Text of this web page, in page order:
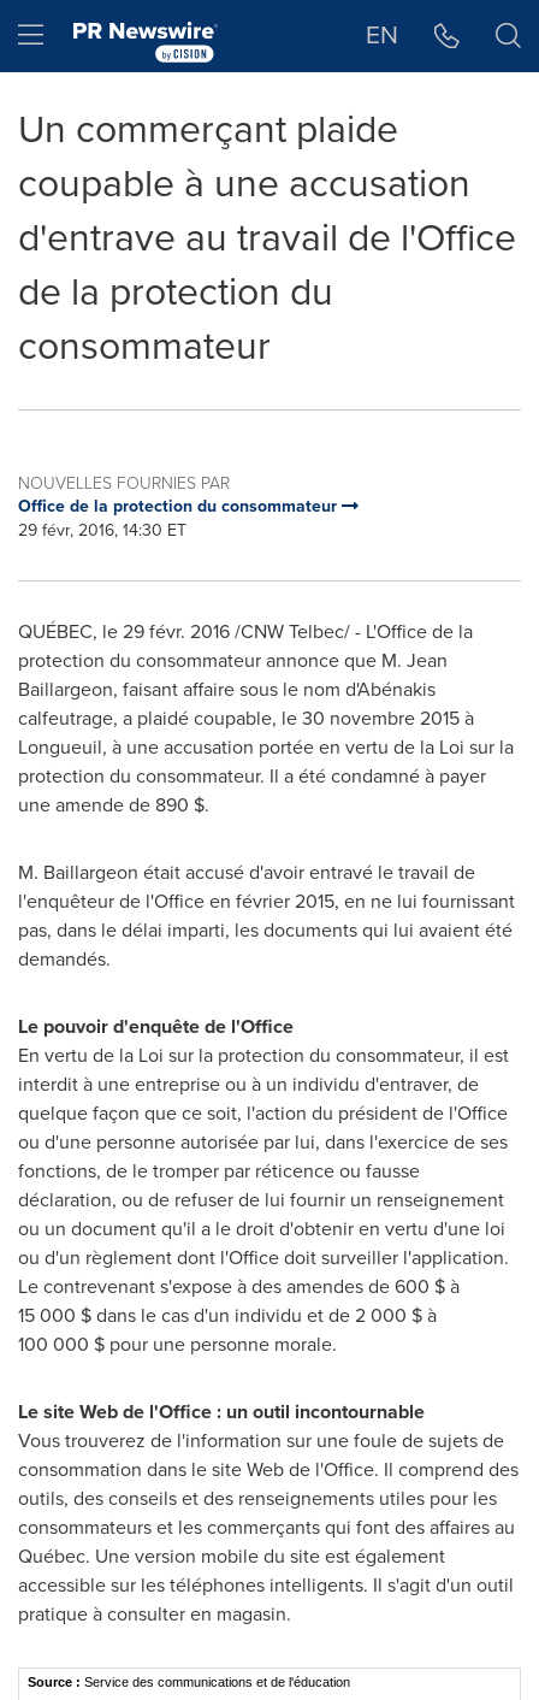
Hamburger menu EN
Un commerçant plaide
coupable à une accusation
d'entrave au travail de l'Office
de la protection du
consommateur
NOUVELLES FOURNIES PAR
Office de la protection du consommateur
29 févr, 2016, 14:30 ET
QUÉBEC, le 29 févr. 2016 /CNW Telbec/ - L'Office de la
protection du consommateur annonce que M. Jean
Baillargeon, faisant affaire sous le nom d'Abénakis
calfeutrage, a plaidé coupable, le 30 novembre 2015 à
Longueuil, à une accusation portée en vertu de la Loi sur la
protection du consommateur. Il a été condamné à payer
une amende de 890 $.
M. Baillargeon était accusé d'avoir entravé le travail de
l'enquêteur de l'Office en février 2015, en ne lui fournissant
pas, dans le délai imparti, les documents qui lui avaient été
demandés.
Le pouvoir d'enquête de l'Office
En vertu de la Loi sur la protection du consommateur, il est
interdit à une entreprise ou à un individu d'entraver, de
quelque façon que ce soit, l'action du président de l'Office
ou d'une personne autorisée par lui, dans l'exercice de ses
fonctions, de le tromper par réticence ou fausse
déclaration, ou de refuser de lui fournir un renseignement
ou un document qu'il a le droit d'obtenir en vertu d'une loi
ou d'un règlement dont l'Office doit surveiller l'application.
Le contrevenant s'expose à des amendes de 600 $ à
15 000 $ dans le cas d'un individu et de 2 000 $ à
100 000 $ pour une personne morale.
Le site Web de l'Office : un outil incontournable
Vous trouverez de l'information sur une foule de sujets de
consommation dans le site Web de l'Office. Il comprend des
outils, des conseils et des renseignements utiles pour les
consommateurs et les commerçants qui font des affaires au
Québec. Une version mobile du site est également
accessible sur les téléphones intelligents. Il s'agit d'un outil
pratique à consulter en magasin.
Source : Service des communications et de l'éducation